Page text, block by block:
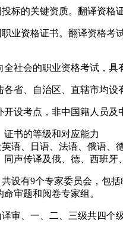
标的关键资质。翻译资格
业资格证书。翻译资格考
会的职业资格考试，具
、自治区、直辖市均设
考点，非中国籍人员及
证书的等级和对应能力
语、日语、法语、俄语
声传译及俄、德、西班牙
设有9个专家委员会，包
审题和阅卷专家组。
审、一、二、三级共四个